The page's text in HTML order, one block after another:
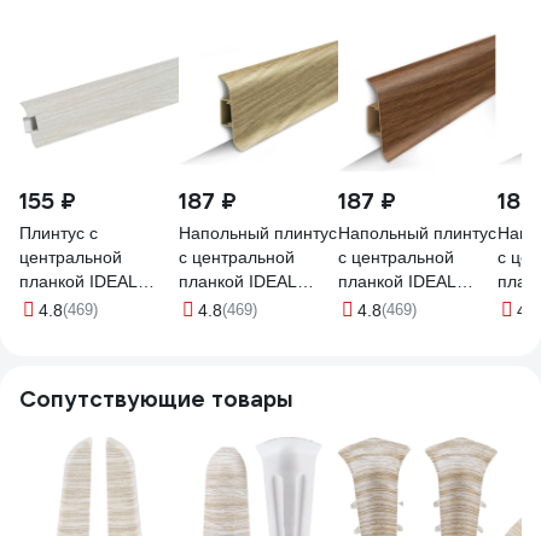
155 ₽
Плинтус с
центральной
планкой IDEAL
Классик 55 мм, 2.2
4.8(469)
187 ₽
Напольный плинтус
с центральной
планкой IDEAL
Классик 70 мм, 2.2
4.8(469)
187 ₽
Напольный плинтус
с центральной
планкой IDEAL
Классик 70 мм, 2.2
4.8(469)
187
с
4.8
Сопутствующие товары